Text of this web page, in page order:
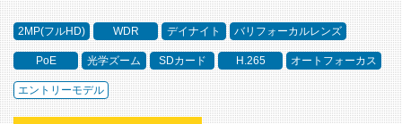
2MP(フルHD) WDR デイナイト バリフォーカルレンズ
PoE 光学ズーム SDカード H.265 オートフォーカス
エントリーモデル